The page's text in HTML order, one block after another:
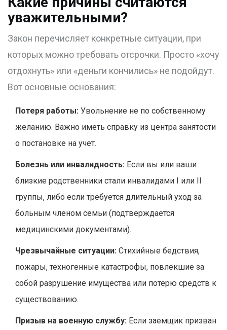
уважительными?
Закон перечисляет конкретные ситуации, при
которых можно требовать отсрочки. Просто «хочу
отдохнуть» или «деньги кончились» не подойдут.
Вот основные основания:
Потеря работы: Увольнение не по собственному
желанию. Важно иметь справку из центра занятости
о постановке на учет.
Болезнь или инвалидность: Если вы или ваши
близкие родственники стали инвалидами I или II
группы, либо если требуется длительный уход за
больным членом семьи (подтверждается
медицинскими документами).
Чрезвычайные ситуации: Стихийные бедствия,
пожары, техногенные катастрофы, повлекшие за
собой разрушение имущества или потерю средств к
существованию.
Призыв на военную службу: Если заемщик призван